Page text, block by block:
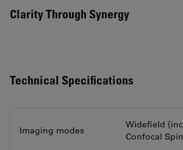
Clarity Through Synergy
Technical Specifications
Imaging modes
Widefield
Confocal